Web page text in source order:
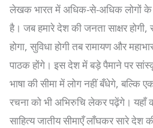
लेखक भारत में अधिक-से-अधिक लोगों के
है। जब हमारे देश की जनता साक्षर
होगा, सुविधा होगी तब रामायण और
पाठक होंगे। इस देश में बड़े पैमाने पर
भाषा की सीमा में लोग नहीं बँधेगे, बल्कि
रचना को भी अभिरुचि लेकर पढ़ेंगे। यहाँ
साहित्य जातीय सीमाएँ लाँघकर सारे देश